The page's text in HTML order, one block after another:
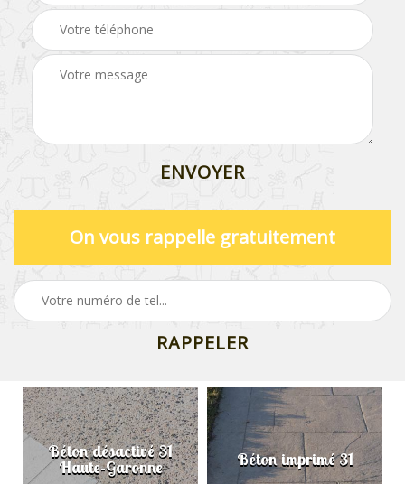
On vous rappelle gratuitement
Béton désactivé 31
Haute-Garonne Béton imprimé 31